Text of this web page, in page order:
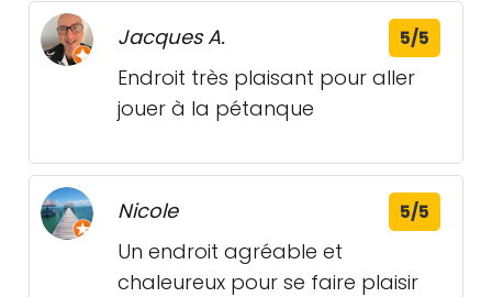
Jacques A. 5/5
Endroit très plaisant pour aller
jouer à la pétanque
Nicole 5/5
Un endroit agréable et
chaleureux pour se faire plaisir